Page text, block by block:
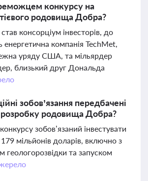
конкурсу на
родовища Добра?
консорціум інвесторів, до
енергетична компанія TechMet,
уряду США, та мільярдер
близький друг Дональда
зобов’язання передбачені
родовища Добра?
зобов’язаний інвестувати
мільйонів доларів, включно з
геологорозвідки та запуском